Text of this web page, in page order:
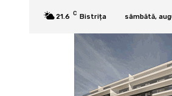
21.6 C Bistrița sâmbătă,